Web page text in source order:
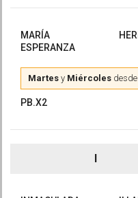
MARÍA
ESPERANZA
Martes y Miércoles
PB.X2
I